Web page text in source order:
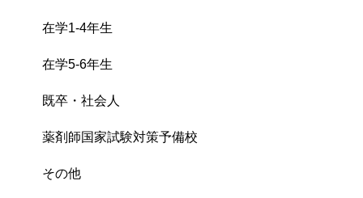
在学1-4年生
在学5-6年生
既卒・社会人
薬剤師国家試験対策予備校
その他